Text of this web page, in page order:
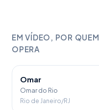
EM VÍDEO, POR QUEM
OPERA
Omar
Omar do Rio
Rio de Janeiro/RJ